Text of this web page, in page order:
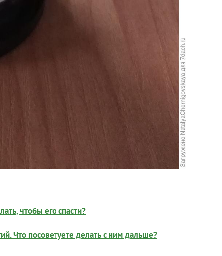
чтобы его спасти?
Что посоветуете делать с ним дальше?